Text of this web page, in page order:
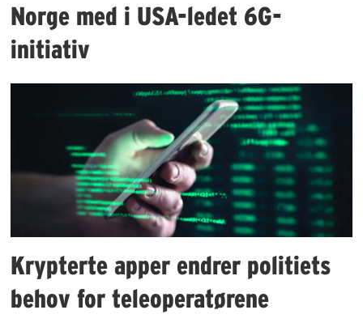
Norge med i USA-ledet 6G-
initiativ
Krypterte apper endrer politiets
behov for teleoperatørene